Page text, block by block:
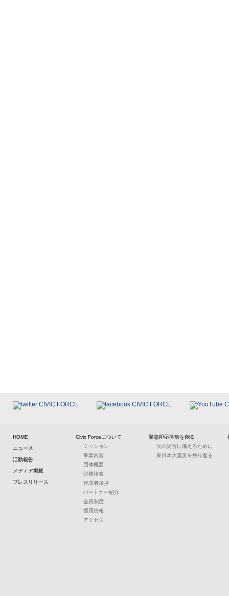
HOME
ニュース
活動報告
メディア掲載
プレスリリース
Civic Forceについて
ミッション
事業内容
団体概要
財務諸表
代表者挨拶
パートナー紹介
会員制度
採用情報
アクセス
緊急即応体制を創る
次の災害に備えるために
東日本大震災を振り返る